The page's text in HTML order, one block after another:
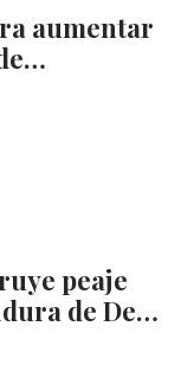
aumentar
peaje
de De…